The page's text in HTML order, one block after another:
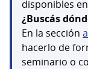
disponibles
¿Buscás
En la sección
hacerlo de
seminario o